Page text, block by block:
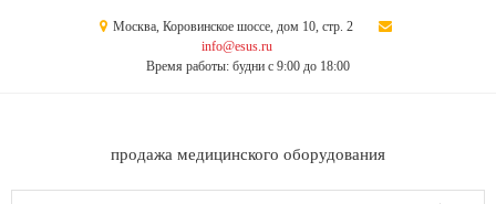
Москва, Коровинское шоссе, дом 10, стр. 2
info@esus.ru
Время работы: будни с 9:00 до 18:00
продажа медицинского оборудования